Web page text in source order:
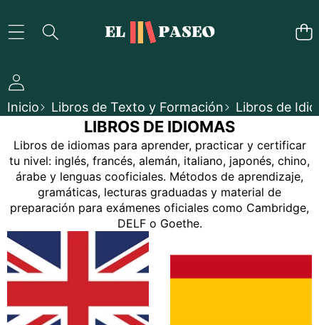
Inicio Libros de Texto y Formación Libros de
LIBROS DE IDIOMAS
Libros de idiomas para aprender, practicar y certificar
tu nivel: inglés, francés, alemán, italiano, japonés, chino,
árabe y lenguas cooficiales. Métodos de aprendizaje,
gramáticas, lecturas graduadas y material de
preparación para exámenes oficiales como Cambridge,
DELF o Goethe.